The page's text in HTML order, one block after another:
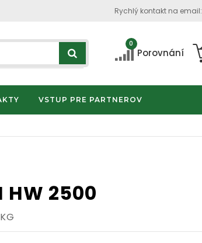
Rychlý kontakt na email:
0
Porovnání
VSTUP PRE PARTNEROV
HW 2500